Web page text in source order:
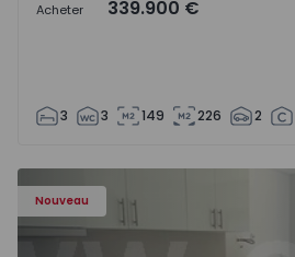
Acheter 339.900 €
3 3 149 226 2
Nouveau
Appartement T2 Seixal, Amora -